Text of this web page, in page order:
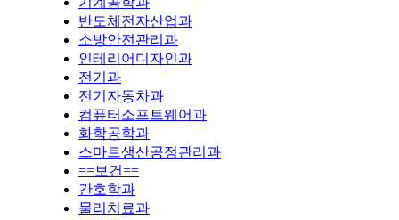
반도체전자산업과
소방안전관리과
인테리어디자인과
전기과
전기자동차과
컴퓨터소프트웨어과
화학공학과
스마트생산공정관리과
==보건==
간호학과
물리치료과